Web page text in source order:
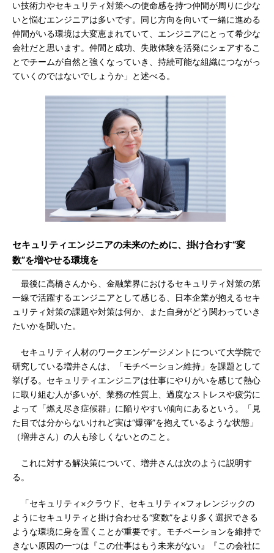
い技術力やセキュリティ対策への使命感を持つ仲間が周りに少な
いと悩むエンジニアは多いです。同じ方向を向いて一緒に進める
仲間がいる環境は大変恵まれていて、エンジニアにとって希少な
会社だと思います。仲間と成功、失敗体験を活発にシェアするこ
とでチームが自然と強くなっていき、持続可能な組織につながっ
ていくのではないでしょうか」と述べる。
セキュリティエンジニアの未来のために、掛け合わす“変
数”を増やせる環境を
最後に高橋さんから、金融業界におけるセキュリティ対策の第
一線で活躍するエンジニアとして感じる、日本企業が抱えるセキ
ュリティ対策の課題や対策は何か、また自身がどう関わっていき
たいかを聞いた。
セキュリティ人材のワークエンゲージメントについて大学院で
研究している増井さんは、「モチベーション維持」を課題として
挙げる。セキュリティエンジニアは仕事にやりがいを感じて熱心
に取り組む人が多いが、業務の性質上、過度なストレスや疲労に
よって「燃え尽き症候群」に陥りやすい傾向にあるという。「見
た目では分からないけれど実は“爆弾”を抱えているような状態」
（増井さん）の人も珍しくないとのこと。
これに対する解決策について、増井さんは次のように説明す
る。
「セキュリティ×クラウド、セキュリティ×フォレンジックの
ようにセキュリティと掛け合わせる“変数”をより多く選択できる
ような環境に身を置くことが重要です。モチベーションを維持で
きない原因の一つは『この仕事はもう未来がない』『この会社に